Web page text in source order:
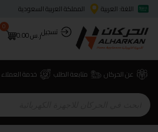
اللغة: العربية
المملكة العربية السعودية
تسجيلر.س0.00
0
عن الحركان متابعة الطلب خدمة العملاء